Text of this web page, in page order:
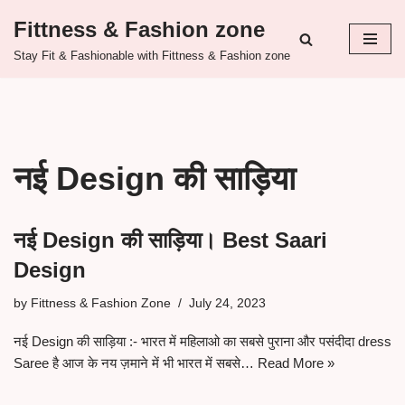
Skip
Fittness & Fashion zone
Stay Fit & Fashionable with Fittness & Fashion zone
नई Design की साड़िया
नई Design की साड़िया। Best Saari
Design
by Fittness & Fashion Zone July 24, 2023
नई Design की साड़िया :- भारत में महिलाओ का सबसे पुराना और पसंदीदा dress
Saree है आज के नय ज़माने में भी भारत में सबसे… Read More »